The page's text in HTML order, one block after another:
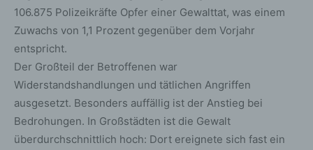
106.875 Polizeikräfte Opfer einer Gewalttat, was einem
Zuwachs von 1,1 Prozent gegenüber dem Vorjahr
entspricht.
Der Großteil der Betroffenen war
Widerstandshandlungen und tätlichen Angriffen
ausgesetzt. Besonders auffällig ist der Anstieg bei
Bedrohungen. In Großstädten ist die Gewalt
überdurchschnittlich hoch: Dort ereignete sich fast ein